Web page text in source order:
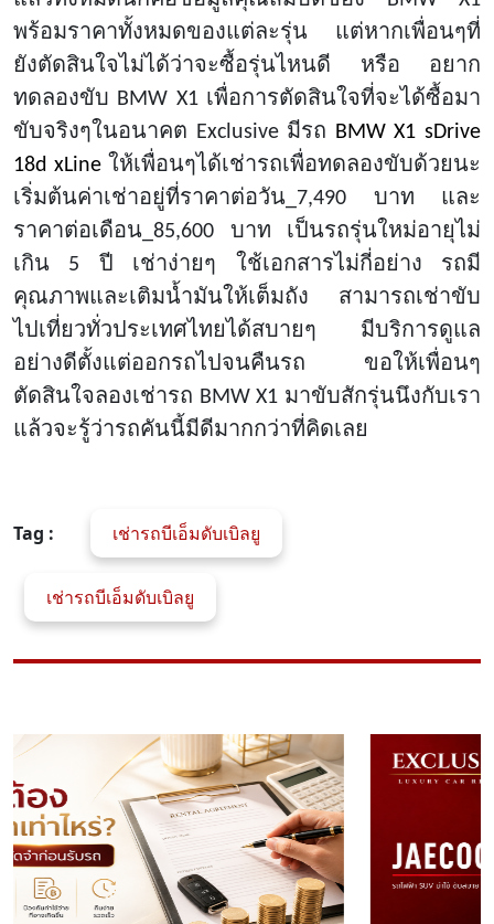
พร้อมราคาทั้งหมดของแต่ละรุ่น แต่หากเพื่อนๆที่
ยังตัดสินใจไม่ได้ว่าจะซื้อรุ่นไหนดี หรือ อยาก
ทดลองขับ BMW X1 เพื่อการตัดสินใจที่จะได้ซื้อมา
ขับจริงๆในอนาคต Exclusive มีรถ BMW X1 sDrive
18d xLine ให้เพื่อนๆได้เช่ารถเพื่อทดลองขับด้วยนะ
เริ่มต้นค่าเช่าอยู่ที่ราคาต่อวัน _7,490 บาท และ
ราคาต่อเดือน_85,600 บาท เป็นรถรุ่นใหม่อายุไม่
เกิน 5 ปี เช่าง่ายๆ ใช้เอกสารไม่กี่อย่าง รถมี
คุณภาพและเติมน้ำมันให้เต็มถัง สามารถเช่าขับ
ไปเที่ยวทั่วประเทศไทยได้สบายๆ มีบริการดูแล
อย่างดีตั้งแต่ออกรถไปจนคืนรถ ขอให้เพื่อนๆ
ตัดสินใจลองเช่ารถ BMW X1 มาขับสักรุ่นนึงกับเรา
แล้วจะรู้ว่ารถคันนี้มีดีมากกว่าที่คิดเลย
Tag : เช่ารถบีเอ็มดับเบิลยู
เช่ารถบีเอ็มดับเบิลยู